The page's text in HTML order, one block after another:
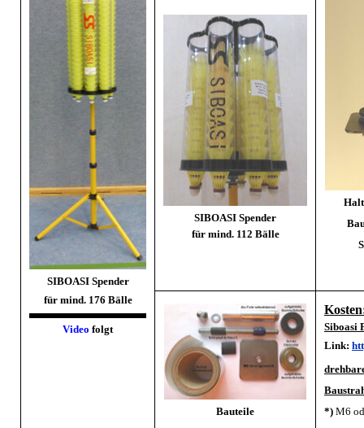
SIBOASI Spender
für mind. 176 Bälle
Video folgt
SIBOASI Spender
für mind. 112 Bälle
Bauteile
Siboasi
Link:
*) M6